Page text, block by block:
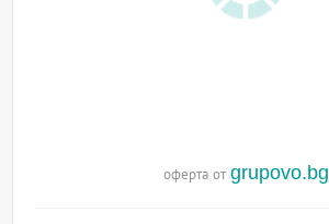
оферта от grupovo.bg